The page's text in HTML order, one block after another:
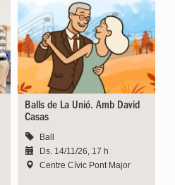
Balls de La Unió. Amb David
Casas
Ball
Ds. 14/11/26, 17 h
Centre Cívic Pont Major